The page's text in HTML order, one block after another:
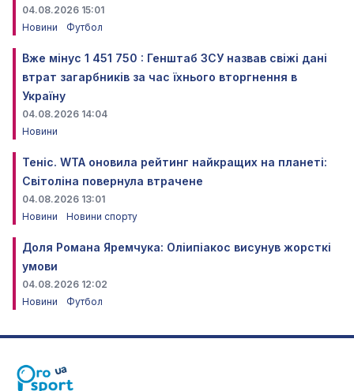
04.08.2026 15:01
Новини
Футбол
Вже мінус 1 451 750 : Генштаб ЗСУ назвав свіжі дані
втрат загарбників за час їхнього вторгнення в
Україну
04.08.2026 14:04
Новини
Теніс. WTA оновила рейтинг найкращих на планеті:
Світоліна повернула втрачене
04.08.2026 13:01
Новини
Новини спорту
Доля Романа Яремчука: Оліипіакос висунув жорсткі
умови
04.08.2026 12:02
Новини
Футбол